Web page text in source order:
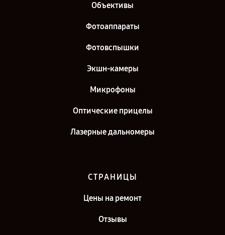
Объективы
Фотоаппараты
Фотовспышки
Экшн-камеры
Микрофоны
Оптические прицелы
Лазерные дальномеры
СТРАНИЦЫ
Цены на ремонт
Отзывы